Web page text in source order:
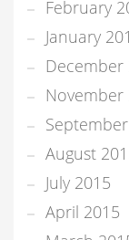
February
January
December
November
August
July 2015
April 2015